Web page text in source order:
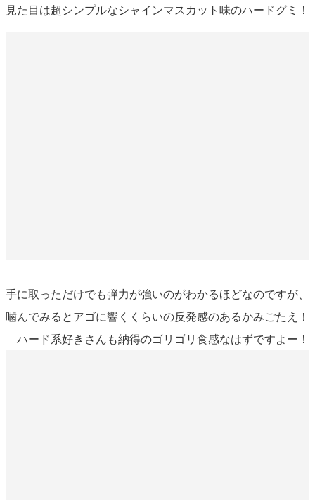
見た目は超シンプルなシャインマスカット味のハードグミ！
手に取っただけでも弾力が強いのがわかるほどなのですが、
噛んでみるとアゴに響くくらいの反発感のあるかみごたえ！
ハード系好きさんも納得のゴリゴリ食感なはずですよー！